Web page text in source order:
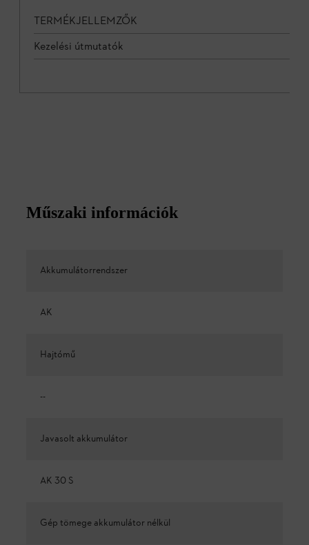
TERMÉKJELLEMZŐK
Kezelési útmutatók
Műszaki információk
Akkumulátorrendszer
AK
Hajtómű
--
Javasolt akkumulátor
AK 30 S
Gép tömege akkumulátor nélkül